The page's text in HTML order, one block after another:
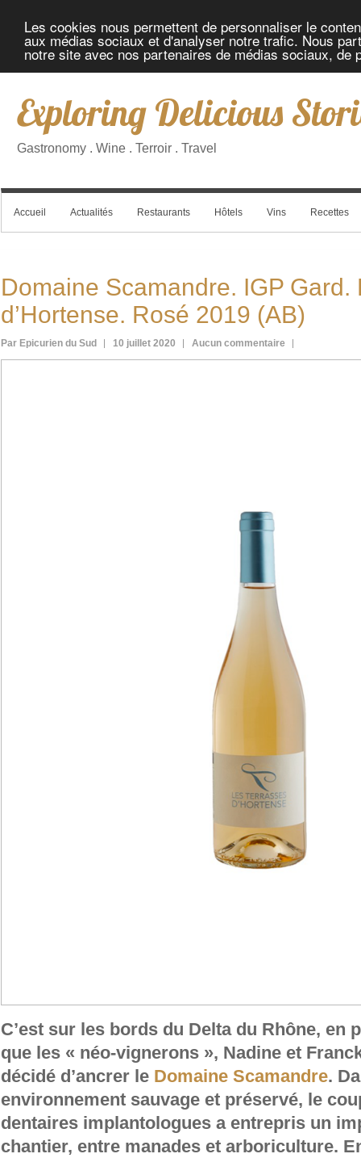
Les cookies nous permettent de personnaliser le
aux médias sociaux et d'analyser notre trafic. Nous
notre site avec nos partenaires de médias sociaux, de
Exploring Delicious
Gastronomy . Wine . Terroir . Travel
Accueil Actualités Restaurants Hôtels Vins Recettes
Domaine Scamandre. IGP Gard.
d’Hortense. Rosé 2019 (AB)
Par Epicurien du Sud 10 juillet 2020 Aucun commentaire
C’est sur les bords du Delta du Rhône, en
que les « néo-vignerons », Nadine et
décidé d’ancrer le Domaine Scamandre.
environnement sauvage et préservé, le
dentaires implantologues a entrepris un
chantier, entre manades et arboriculture.